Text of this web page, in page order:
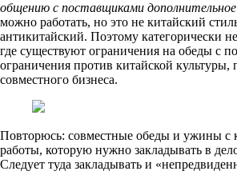
общению с поставщиками дополнительное
можно работать, но это не китайский
антикитайский. Поэтому категорически
где существуют ограничения на обеды с
ограничения против китайской культуры,
совместного бизнеса.
Повторюсь: совместные обеды и ужины с
работы, которую нужно закладывать в
Следует туда закладывать и